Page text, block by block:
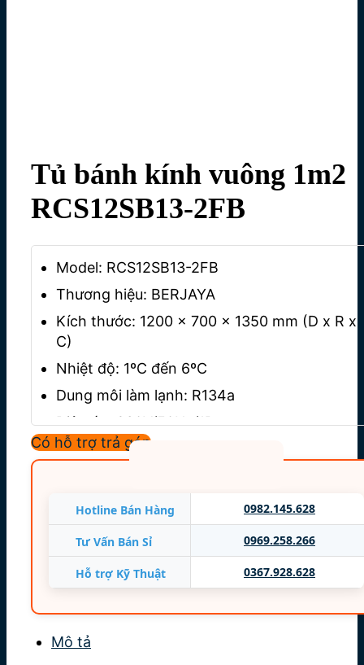
Tủ bánh kính vuông 1m2
RCS12SB13-2FB
Model: RCS12SB13-2FB
Thương hiệu: BERJAYA
Kích thước: 1200 x 700 x 1350 mm (D x R x
C)
Nhiệt độ: 1ºC đến 6ºC
Dung môi làm lạnh: R134a
Điện áp: 230V/50Hz/1P
Công suất:870 W – 950 W
Nhập khẩu: Malaysia
Bảo hành12 Tháng
Có hỗ trợ trả góp
Hotline Bán Hàng 0982.145.628
Tư Vấn Bán Sỉ 0969.258.266
Hỗ trợ Kỹ Thuật 0367.928.628
Mô tả